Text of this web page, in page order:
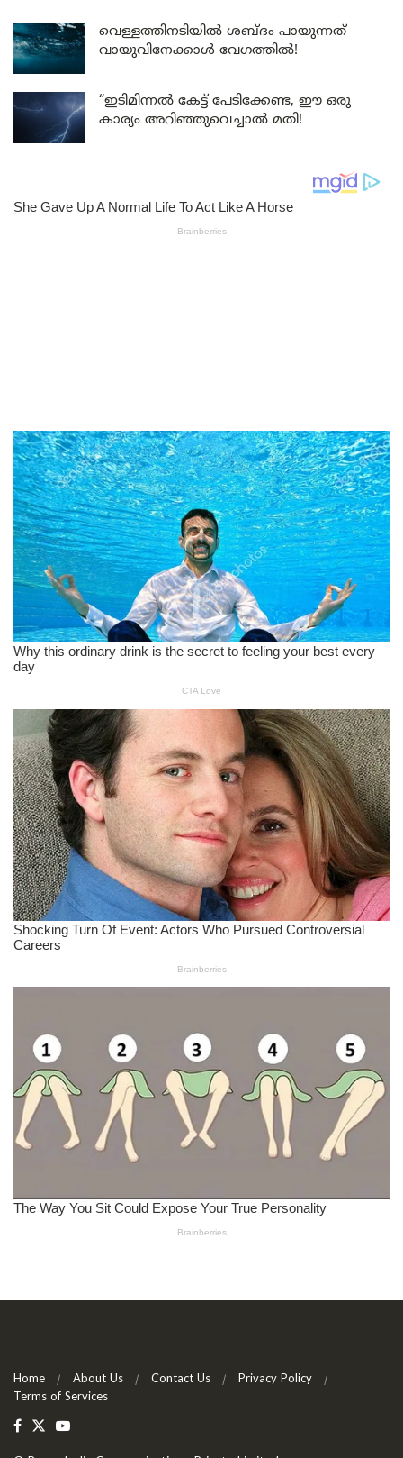
വെള്ളത്തിനടിയിൽ ശബ്ദം പായുന്നത്
വായുവിനേക്കാൾ വേഗത്തിൽ!
“ഇടിമിന്നൽ കേട്ട് പേടിക്കേണ്ട, ഈ ഒരു
കാര്യം അറിഞ്ഞുവെച്ചാൽ മതി!
Home About Us Contact Us
Privacy Policy
Terms of Services